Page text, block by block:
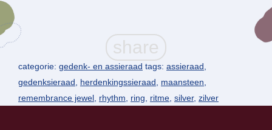
categorie: gedenk- en assieraad tags: assieraad
gedenksieraad
herdenkingssieraad maansteen
remembrance jewel rhythm ring ritme silver, zilver